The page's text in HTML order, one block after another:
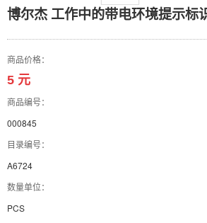
博尔杰 工作中的带电环境提示标
商品价格：
5 元
商品编号：
000845
目录编号：
A6724
数量单位：
PCS